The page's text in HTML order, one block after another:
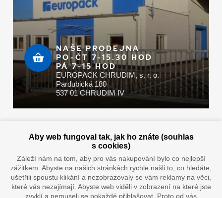
NAŠE PRODEJNA
PO-ČT 7-15.30 HOD
PÁ 7-15 HOD
EUROPACK CHRUDIM, s. r. o.
Pardubická 180
537 01 CHRUDIM IV
Doprava vaším oblíbeným dopravcem
Aby web fungoval tak, jak ho znáte (souhlas
s cookies)
Záleží nám na tom, aby pro vás nakupování bylo co nejlepší
zážitkem. Abyste na našich stránkách rychle našli to, co hledáte,
ušetřili spoustu klikání a nezobrazovaly se vám reklamy na věci,
které vás nezajímají. Abyste web viděli v zobrazení na které jste
zvyklí a nemuseli se pokaždé přihlašovat. Proto od vás